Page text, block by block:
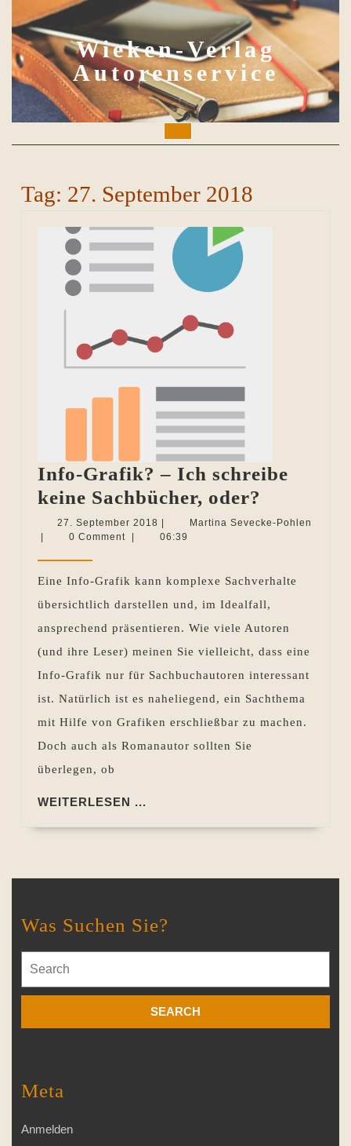
to
content
Wieken-Verlag
Autorenservice
Button
Tag: 27. September 2018
Info-Grafik? – Ich schreibe
keine Sachbücher, oder?
Grafik?
schreibe
keine
oder?
27. September 2018 27.
September
Martina Sevecke-Pohlen
Martina
Pohlen
0 Comment 06:39
Eine Info-Grafik kann komplexe Sachverhalte
übersichtlich darstellen und, im Idealfall,
ansprechend präsentieren. Wie viele Autoren
(und ihre Leser) meinen Sie vielleicht, dass eine
Info-Grafik nur für Sachbuchautoren interessant
ist. Natürlich ist es naheliegend, ein Sachthema
mit Hilfe von Grafiken erschließbar zu machen.
Doch auch als Romanautor sollten Sie
überlegen, ob
WEITERLESEN ...
Was Suchen Sie?
for:
Meta
Anmelden